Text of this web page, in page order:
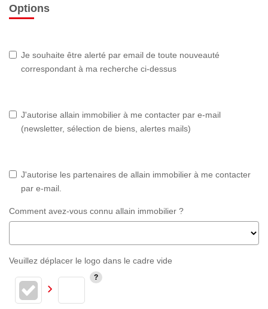
Options
Je souhaite être alerté par email de toute nouveauté
correspondant à ma recherche ci-dessus
J'autorise allain immobilier à me contacter par e-mail
(newsletter, sélection de biens, alertes mails)
J'autorise les partenaires de allain immobilier à me contacter
par e-mail.
Comment avez-vous connu allain immobilier ?
Veuillez déplacer le logo dans le cadre vide